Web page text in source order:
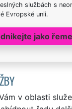
službách s
Evropské unii.
jako
v oblasti